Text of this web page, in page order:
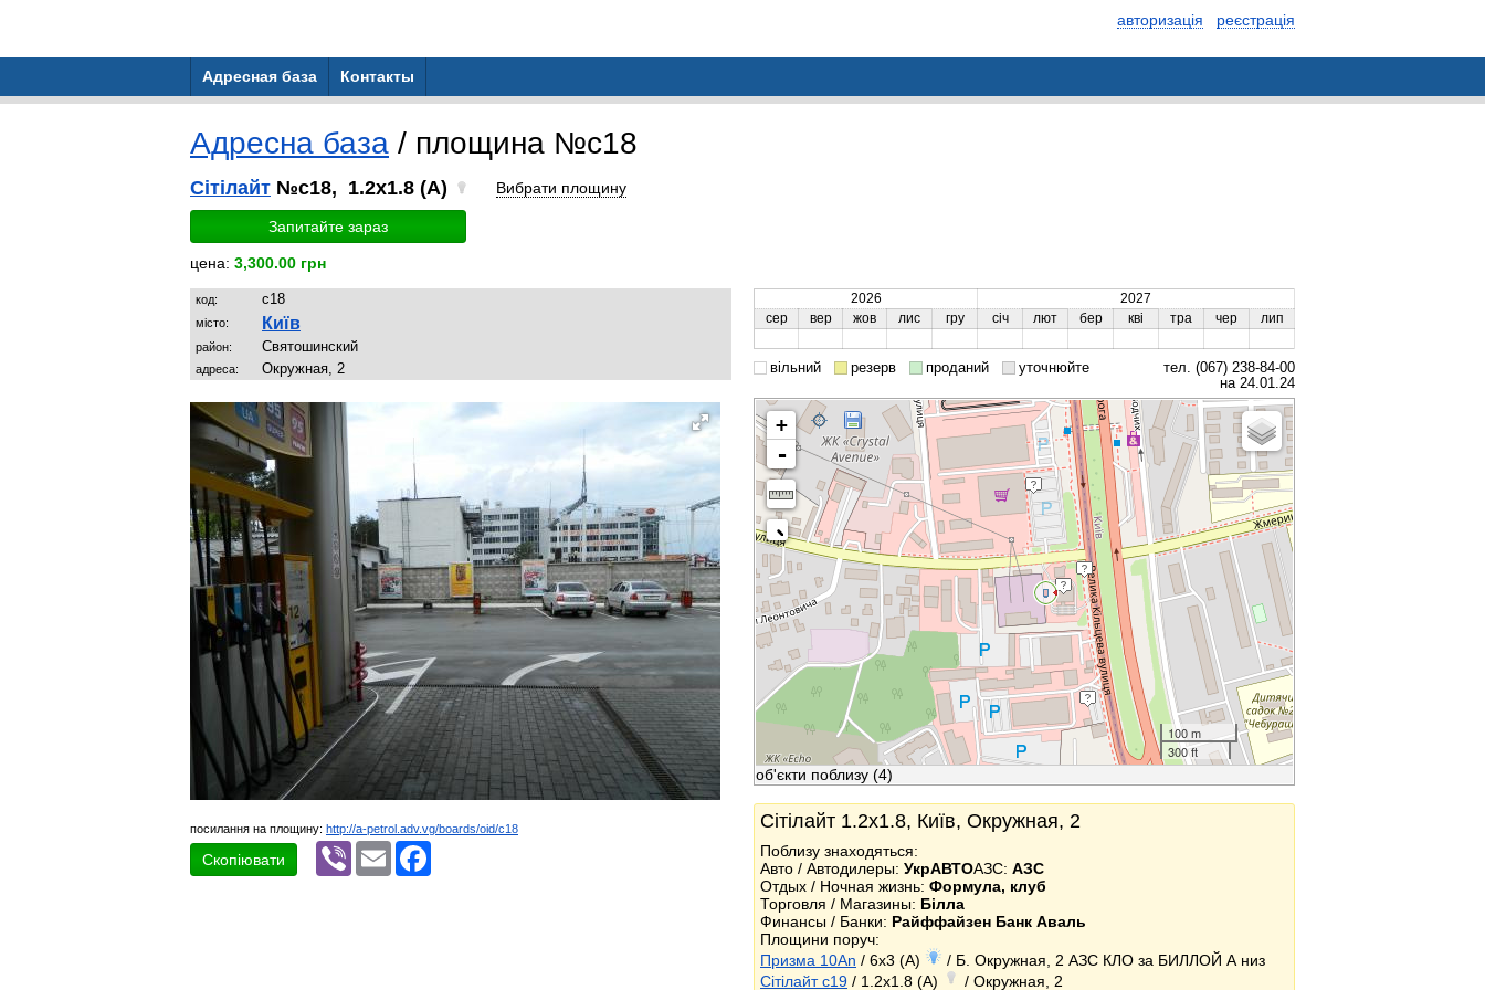
авторизація реєстрація
Адресная база Контакты
Адресна база / площина №c18
Сітілайт №c18, 1.2x1.8 (A) Вибрати площину
Запитайте зараз
цена: 3,300.00 грн
код: c18
місто: Київ
район: Святoшинский
адреса: Окружная, 2
посилання на площину: http://a-petrol.adv.vg/boards/oid/c18
Скопіювати
Viber Email
2026
2027
сер
вер жов лис гру січ лют бер кві тра чер лип
вільний резерв проданий уточнюйте
тел. (067) 238-84-00
на 24.01.24
+
-
100 m
300 ft
об'єкти поблизу (4)
Сітілайт 1.2x1.8, Київ, Окружная, 2
Поблизу знаходяться:
Авто / Автодилеры: УкрАВТОАЗС: АЗС
Отдых / Ночная жизнь: Формула, клуб
Торговля / Магазины: Білла
Финансы / Банки: Райффайзен Банк Аваль
Площини поруч:
Призма 10An / 6x3 (A)
/ Б. Окружная, 2 АЗС КЛО за БИЛЛОЙ А низ
Сітілайт c19 / 1.2x1.8 (A) / Окружная, 2